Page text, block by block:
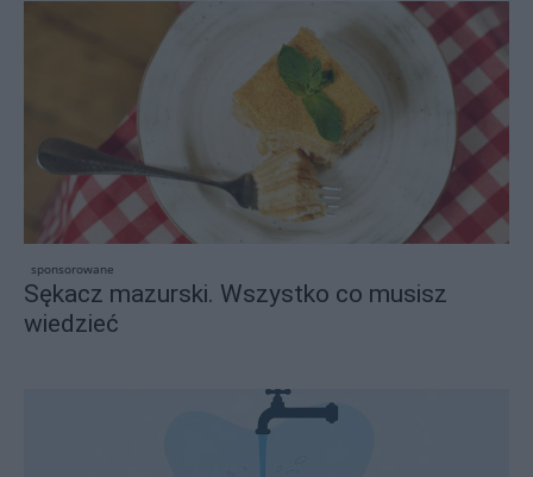
sponsorowane
Sękacz mazurski. Wszystko co musisz
wiedzieć